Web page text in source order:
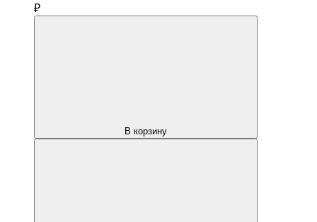
₽
В корзину